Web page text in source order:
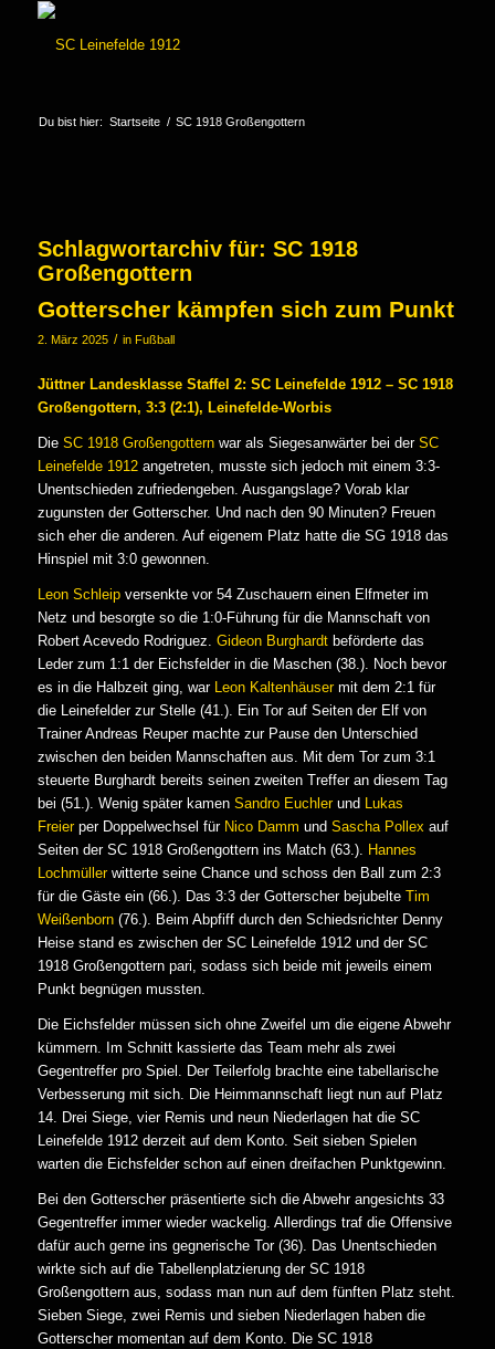
Du bist hier: Startseite / SC 1918 Großengottern
Schlagwortarchiv für: SC 1918
Großengottern
Gotterscher kämpfen sich zum Punkt
2. März 2025 / in Fußball
Jüttner Landesklasse Staffel 2: SC Leinefelde 1912 – SC 1918
Großengottern, 3:3 (2:1), Leinefelde-Worbis
Die SC 1918 Großengotternwar als Siegesanwärter bei der SC
Leinefelde 1912angetreten, musste sich jedoch mit einem 3:3-
Unentschieden zufriedengeben. Ausgangslage? Vorab klar
zugunsten der Gotterscher. Und nach den 90 Minuten? Freuen
sich eher die anderen. Auf eigenem Platz hatte die SG 1918 das
Hinspiel mit 3:0 gewonnen.
Leon Schleipversenkte vor 54 Zuschauern einen Elfmeter im
Netz und besorgte so die 1:0-Führung für die Mannschaft von
Robert Acevedo Rodriguez. Gideon Burghardtbeförderte das
Leder zum 1:1 der Eichsfelder in die Maschen (38.). Noch bevor
es in die Halbzeit ging, war Leon Kaltenhäusermit dem 2:1 für
die Leinefelder zur Stelle (41.). Ein Tor auf Seiten der Elf von
Trainer Andreas Reuper machte zur Pause den Unterschied
zwischen den beiden Mannschaften aus. Mit dem Tor zum 3:1
steuerte Burghardt bereits seinen zweiten Treffer an diesem Tag
bei (51.). Wenig später kamen Sandro Euchlerund Lukas
Freierper Doppelwechsel für Nico Damm und Sascha Pollex auf
Seiten der SC 1918 Großengottern ins Match (63.). Hannes
Lochmüllerwitterte seine Chance und schoss den Ball zum 2:3
für die Gäste ein (66.). Das 3:3 der Gotterscher bejubelte Tim
Weißenborn(76.). Beim Abpfiff durch den Schiedsrichter Denny
Heise stand es zwischen der SC Leinefelde 1912 und der SC
1918 Großengottern pari, sodass sich beide mit jeweils einem
Punkt begnügen mussten.
Die Eichsfelder müssen sich ohne Zweifel um die eigene Abwehr
kümmern. Im Schnitt kassierte das Team mehr als zwei
Gegentreffer pro Spiel. Der Teilerfolg brachte eine tabellarische
Verbesserung mit sich. Die Heimmannschaft liegt nun auf Platz
14. Drei Siege, vier Remis und neun Niederlagen hat die SC
Leinefelde 1912 derzeit auf dem Konto. Seit sieben Spielen
warten die Eichsfelder schon auf einen dreifachen Punktgewinn.
Bei den Gotterscher präsentierte sich die Abwehr angesichts 33
Gegentreffer immer wieder wackelig. Allerdings traf die Offensive
dafür auch gerne ins gegnerische Tor (36). Das Unentschieden
wirkte sich auf die Tabellenplatzierung der SC 1918
Großengottern aus, sodass man nun auf dem fünften Platz steht.
Sieben Siege, zwei Remis und sieben Niederlagen haben die
Gotterscher momentan auf dem Konto. Die SC 1918